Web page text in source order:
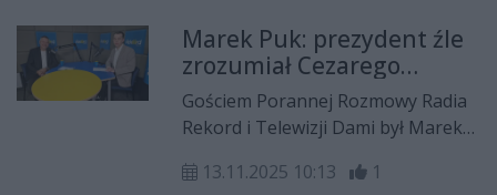
marudzeniem Koalicji Obywatelskiej
- powiedział podczas wizyty w
Radomiu Jan Szyszko, sekretarz
stanu w Ministerstwie Funduszy i
Polityki Regionalnej.
Marek Puk: prezydent źle
zrozumiał Cezarego
Brymorę. Cezary mógłby
stołki rozdawać, a nie po
Gościem Porannej Rozmowy Radia
Rekord i Telewizji Dami był Marek
struktur partii Polska 2050.
13.11.2025 10:13 1